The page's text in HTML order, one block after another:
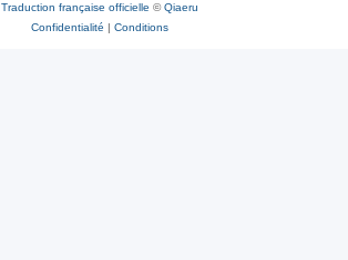
Traduction française officielle ©Qiaeru
Confidentialité | Conditions